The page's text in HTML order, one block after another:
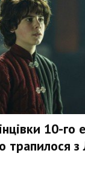
10-го
трапилося з